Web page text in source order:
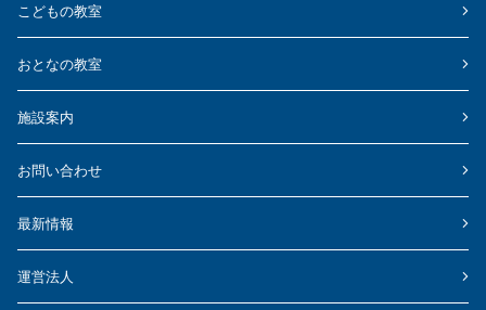
こどもの教室
おとなの教室
施設案内
お問い合わせ
最新情報
運営法人